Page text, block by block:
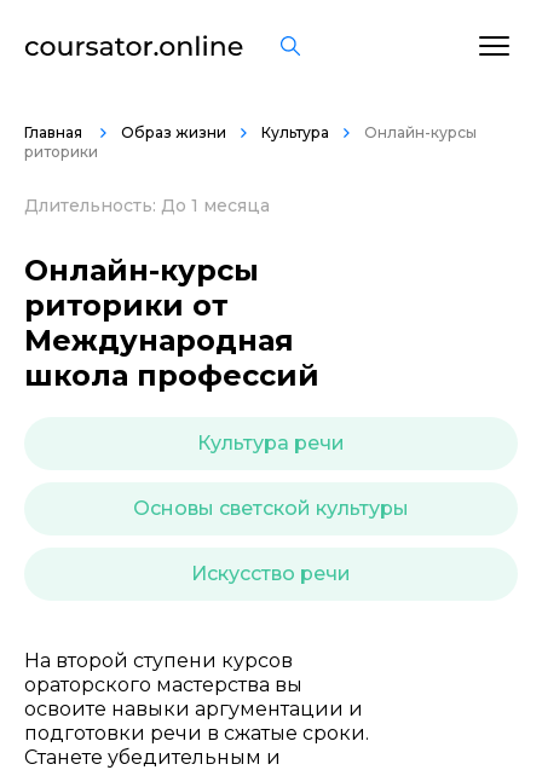
Главная Образ жизни Культура
Онлайн-курсы
риторики
Длительность: До 1 месяца
Онлайн-курсы
риторики от
Международная
школа профессий
Культура речи
Основы светской культуры
Искусство речи
На второй ступени курсов
ораторского мастерства вы
освоите навыки аргументации и
подготовки речи в сжатые сроки.
Станете убедительным и
Программа обучения *